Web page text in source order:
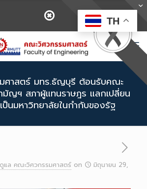
ศาสตร์ มทร.ธัญบุรี ต้อนรับคณะ
มัญฯ สภาผู้แทนราษฎร แลกเปลี่ยน
ป็นมหาวิทยาลัยในกำกับของรัฐ
แล คณะวิศวกรรมศาสตร์ on
มิถุนายน 29,
TH